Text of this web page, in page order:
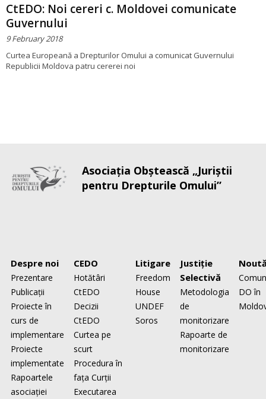
CtEDO: Noi cereri c. Moldovei comunicate
Guvernului
9 February 2018
Curtea Europeană a Drepturilor Omului a comunicat Guvernului
Republicii Moldova patru cererei noi
Asociaţia Obştească „Juriştii
pentru Drepturile Omului”
Despre noi
Prezentare
Publicaţii
Proiecte în
curs de
implementare
Proiecte
implementate
Rapoartele
asociaţiei
CEDO
Hotătâri
CtEDO
Decizii
CtEDO
Curtea pe
scurt
Procedura în
faţa Curţii
Executarea
Litigare
Freedom
House
UNDEF
Soros
Justiţie
Selectivă
Metodologia
de
monitorizare
Rapoarte de
monitorizare
DO în